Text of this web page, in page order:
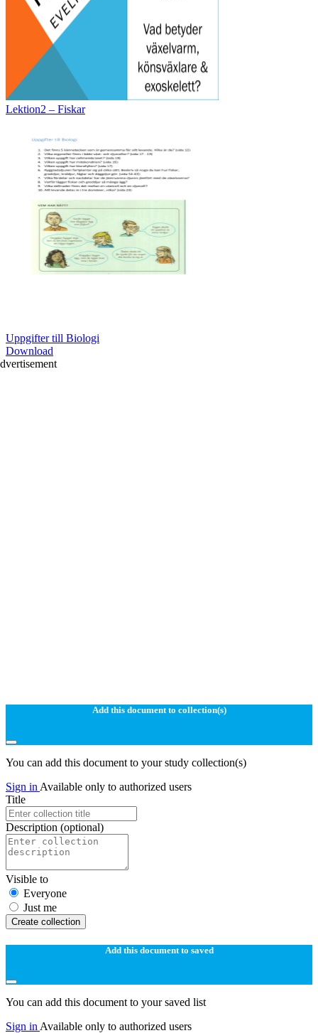
Lektion2 – Fiskar
Uppgifter till Biologi
Download
Add this document to collection(s)
You can add this document to your study collection(s)
Sign in Available only to authorized users
Title
Description (optional)
Visible to
Everyone
Just me
Create collection
Add this document to saved
You can add this document to your saved list
Sign in Available only to authorized users